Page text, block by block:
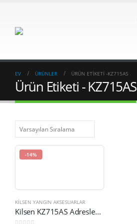
EV ÜRÜNLER ÜRÜN ETIKETI -KZ715AS
Ürün Etiketi - KZ715AS
-14%
KILSEN YANGIN AKSESUARLAR
Kilsen KZ715AS Adreslenebilir Sirenli Soket